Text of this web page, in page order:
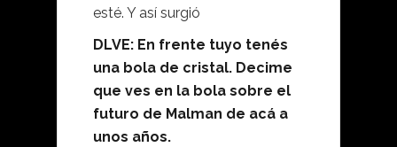
esté. Y así surgió
DLVE: En frente tuyo tenés
una bola de cristal. Decime
que ves en la bola sobre el
futuro de Malman de acá a
unos años.